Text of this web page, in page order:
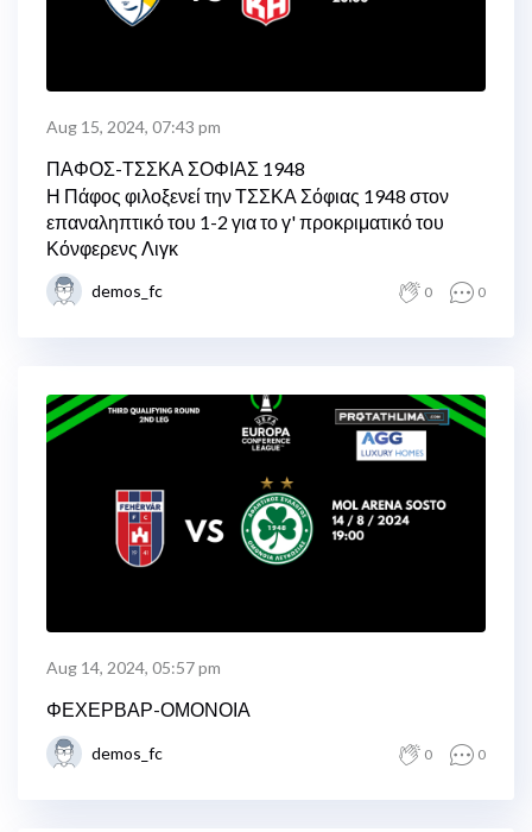
Aug 15, 2024, 07:43 pm
ΠΑΦΟΣ-ΤΣΣΚΑ ΣΟΦΙΑΣ 1948
Η Πάφος φιλοξενεί την ΤΣΣΚΑ Σόφιας 1948 στον
επαναληπτικό του 1-2 για το γ' προκριματικό του
Κόνφερενς Λιγκ
demos_fc 0 0
Aug 14, 2024, 05:57 pm
ΦΕΧΕΡΒΑΡ-ΟΜΟΝΟΙΑ
demos_fc 0 0